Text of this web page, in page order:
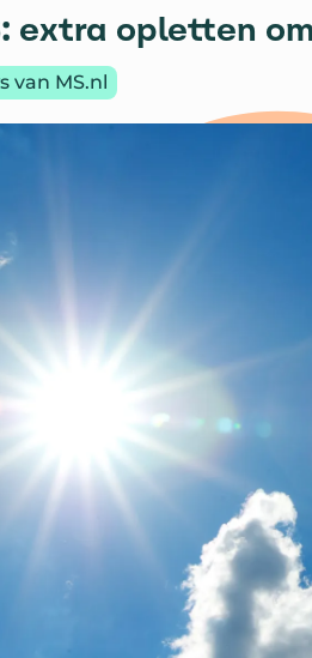
extra opletten
van MS.nl